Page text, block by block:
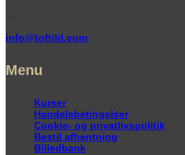
info@toftild.com
Menu
Kurser
Handelsbetingelser
Cookie- og privatlivspolitik
Bestil afhentning
Billedbank